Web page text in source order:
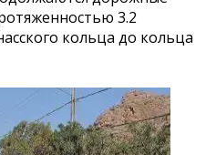
3.2
кольца до кольца